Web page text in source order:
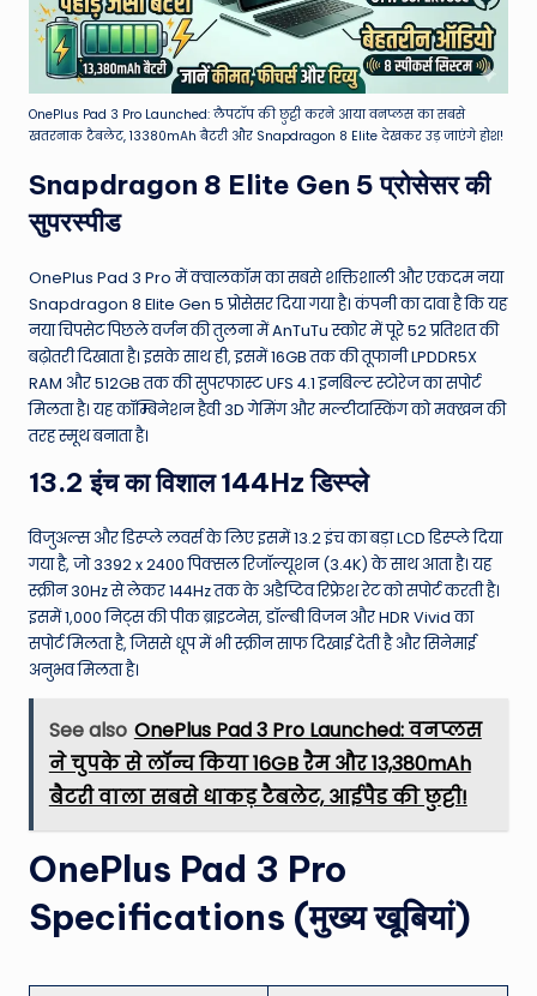
OnePlus Pad 3 Pro Launched: लैपटॉप की छुट्टी करने आया वनप्लस का सबसे
खतरनाक टैबलेट, 13380mAh बैटरी और Snapdragon 8 Elite देखकर उड़ जाएंगे होश!
Snapdragon 8 Elite Gen 5 प्रोसेसर की
सुपरस्पीड
OnePlus Pad 3 Pro में क्वालकॉम का सबसे शक्तिशाली और एकदम नया
Snapdragon 8 Elite Gen 5 प्रोसेसर दिया गया है। कंपनी का दावा है कि यह
नया चिपसेट पिछले वर्जन की तुलना में AnTuTu स्कोर में पूरे 52 प्रतिशत की
बढ़ोतरी दिखाता है। इसके साथ ही, इसमें 16GB तक की तूफानी LPDDR5X
RAM और 512GB तक की सुपरफास्ट UFS 4.1 इनबिल्ट स्टोरेज का सपोर्ट
मिलता है। यह कॉम्बिनेशन हैवी 3D गेमिंग और मल्टीटास्किंग को मक्खन की
तरह स्मूथ बनाता है।
13.2 इंच का विशाल 144Hz डिस्प्ले
विजुअल्स और डिस्प्ले लवर्स के लिए इसमें 13.2 इंच का बड़ा LCD डिस्प्ले दिया
गया है, जो 3392 x 2400 पिक्सल रिजॉल्यूशन (3.4K) के साथ आता है। यह
स्क्रीन 30Hz से लेकर 144Hz तक के अडैप्टिव रिफ्रेश रेट को सपोर्ट करती है।
इसमें 1,000 निट्स की पीक ब्राइटनेस, डॉल्बी विजन और HDR Vivid का
सपोर्ट मिलता है, जिससे धूप में भी स्क्रीन साफ दिखाई देती है और सिनेमाई
अनुभव मिलता है।
See also OnePlus Pad 3 Pro Launched: वनप्लस
ने चुपके से लॉन्च किया 16GB रैम और 13,380mAh
बैटरी वाला सबसे धाकड़ टैबलेट, आईपैड की छुट्टी!
OnePlus Pad 3 Pro
Specifications (मुख्य खूबियां)